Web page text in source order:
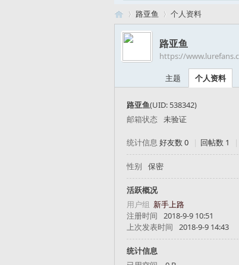
›
路亚鱼 个人资料
路亚鱼
https://
主题 个人资料
路亚鱼(UID: 538342)
邮箱状态 未验证
统计信息 好友数 0 | 回帖数 1 |
性别 保密
活跃概况
用户组 新手上路
注册时间
2018-9-9 10:51
上次发表时间
2018-9-9 14:43
统计信息